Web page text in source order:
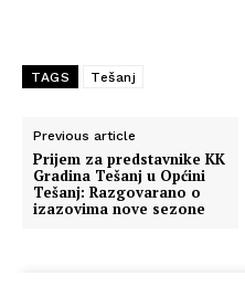
TAGS Tešanj
Previous article
Prijem za predstavnike KK
Gradina Tešanj u Općini
Tešanj: Razgovarano o
izazovima nove sezone